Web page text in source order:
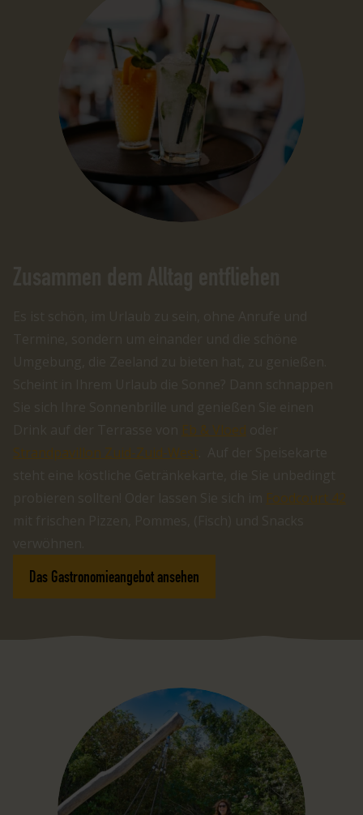
Eb & Vloed
Strandpavillon Zuid-Zuid-West
Foodcourt 42
Das Gastronomieangebot ansehen